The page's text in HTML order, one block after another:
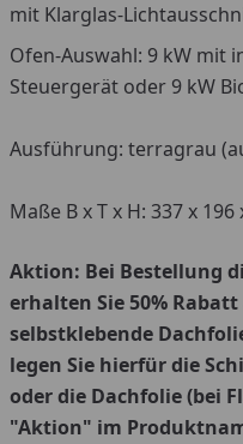
mit Klarglas-
Ofen-Auswahl: 9 kW mit
Steuergerät oder 9 kW
Ausführung: terragrau
Maße B x T x H: 337 x
Aktion: Bei Bestellung
erhalten Sie 50%
selbstklebende
legen Sie hierfür die
oder die Dachfolie (bei
"Aktion" im